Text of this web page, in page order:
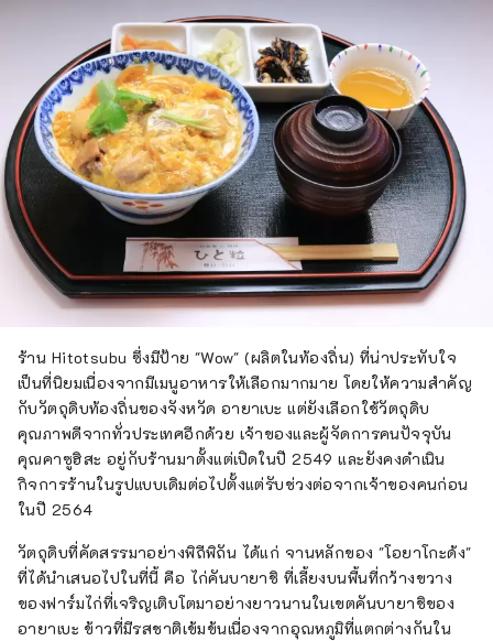
ร้าน Hitotsubu ซึ่งมีป้าย "Wow" (ผลิตในท้องถิ่น) ที่น่าประทับใจ
เป็นที่นิยมเนื่องจากมีเมนูอาหารให้เลือกมากมาย โดยให้ความสำคัญ
กับวัตถุดิบท้องถิ่นของจังหวัด อายาเบะ แต่ยังเลือกใช้วัตถุดิบ
คุณภาพดีจากทั่วประเทศอีกด้วย เจ้าของและผู้จัดการคนปัจจุบัน
คุณคาซูฮิสะ อยู่กับร้านมาตั้งแต่เปิดในปี 2549 และยังคงดำเนิน
กิจการร้านในรูปแบบเดิมต่อไปตั้งแต่รับช่วงต่อจากเจ้าของคนก่อน
ในปี 2564
วัตถุดิบที่คัดสรรมาอย่างพิถีพิถัน ได้แก่ จานหลักของ "โอยาโกะด้ง"
ที่ได้นำเสนอไปในที่นี้ คือ ไก่คันบายาชิ ที่เลี้ยงบนพื้นที่กว้างขวาง
ของฟาร์มไก่ที่เจริญเติบโตมาอย่างยาวนานในเขตคันบายาชิของ
อายาเบะ ข้าวที่มีรสชาติเข้มข้นเนื่องจากอุณหภูมิที่แตกต่างกันใน